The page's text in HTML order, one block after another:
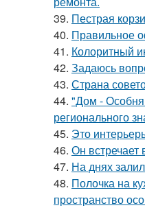
39. Пестрая
40. Правильное
41. Колоритный
42. Задаюсь
43. Страна
44. "Дом -
регионального
45. Это
46. Он встречает
47. На днях
48. Полочка на
пространство